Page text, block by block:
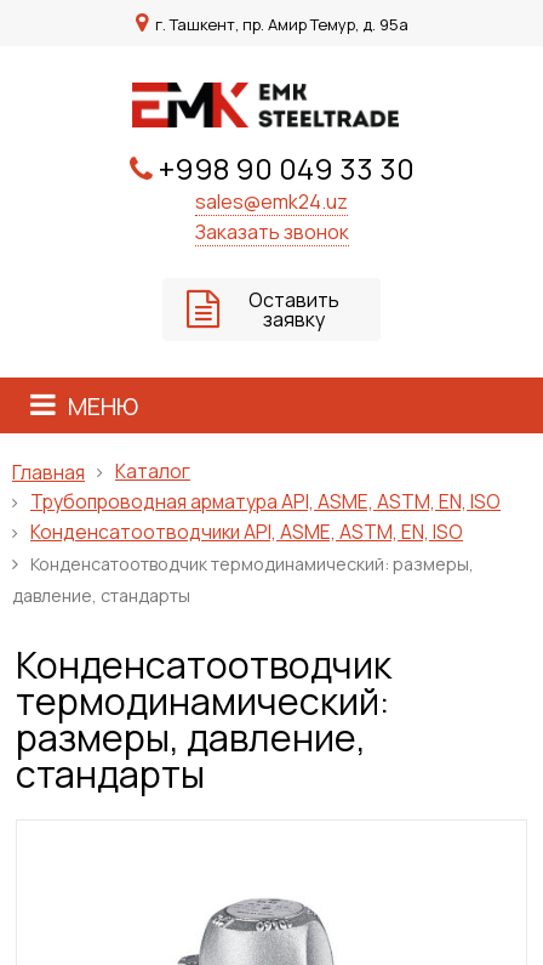
г. Ташкент, пр. Амир Темур, д. 95а
+998 90 049 33 30
sales@emk24.uz
Заказать звонок
Оставить
заявку
МЕНЮ
Главная
Каталог
Трубопроводная арматура API, ASME, ASTM, EN, ISO
Конденсатоотводчики API, ASME, ASTM, EN, ISO
Конденсатоотводчик термодинамический: размеры,
давление, стандарты
Конденсатоотводчик
термодинамический:
размеры, давление,
стандарты